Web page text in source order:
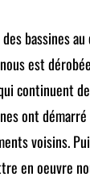
bassines
est
continuent
ont
voisins.
en oeuvre